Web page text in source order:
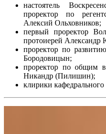
настоятель
проректор по
Алексий Ольховников;
первый проректор
протоиерей
проректор по
Бородовицын;
проректор по общим
Никандр (Пилишин);
клирики кафедрального